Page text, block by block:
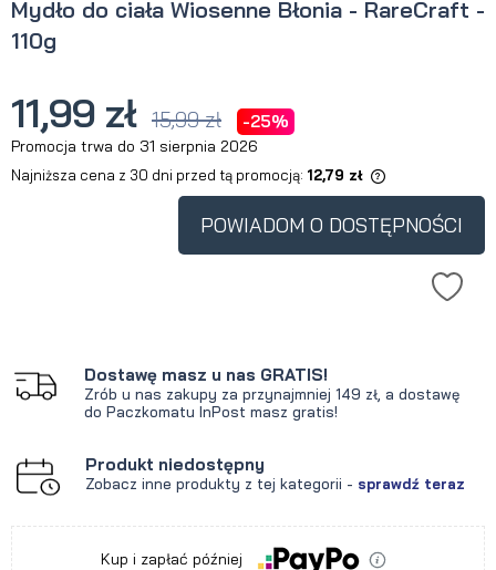
Mydło do ciała Wiosenne Błonia - RareCraft -
110g
11,99 zł 15,99 zł -25%
Promocja trwa do 31 sierpnia 2026
Najniższa cena z 30 dni przed tą promocją: 12,79 zł
Jeżeli produkt jest sprzedawany
krócej niż 30 dni, wyświetlana jest
produkt pojawił się w sprzedaży.
POWIADOM O DOSTĘPNOŚCI
Dostawę masz u nas GRATIS!
Zrób u nas zakupy za przynajmniej 149 zł, a dostawę
do Paczkomatu InPost masz gratis!
Produkt niedostępny
Zobacz inne produkty z tej kategorii - sprawdź teraz
Kup i zapłać później